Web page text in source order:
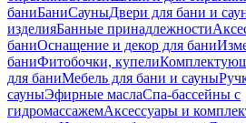
баниБаниСауныДвери для бани и
изделияБанные принадлежности
баниОснащение и декор для бани
баниФитобочки, купели
для баниМебель для бани и сауны
сауныЭфирные маслаСпа-бассейны с
гидромассажемАксессуары и